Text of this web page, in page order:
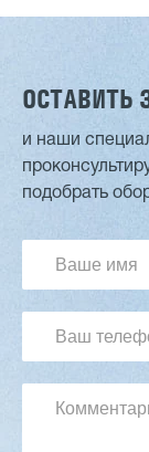
2 832 000
Артикул: 2497
Станок
ОСТАВИТЬ
и наши
подобрать